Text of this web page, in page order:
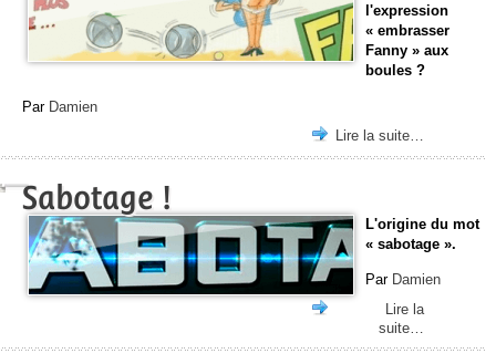
l'expression
« embrasser
Fanny » aux
boules ?
Par Damien
Lire la suite…
Sabotage !
L'origine du mot
« sabotage ».
Par Damien
Lire la
suite…